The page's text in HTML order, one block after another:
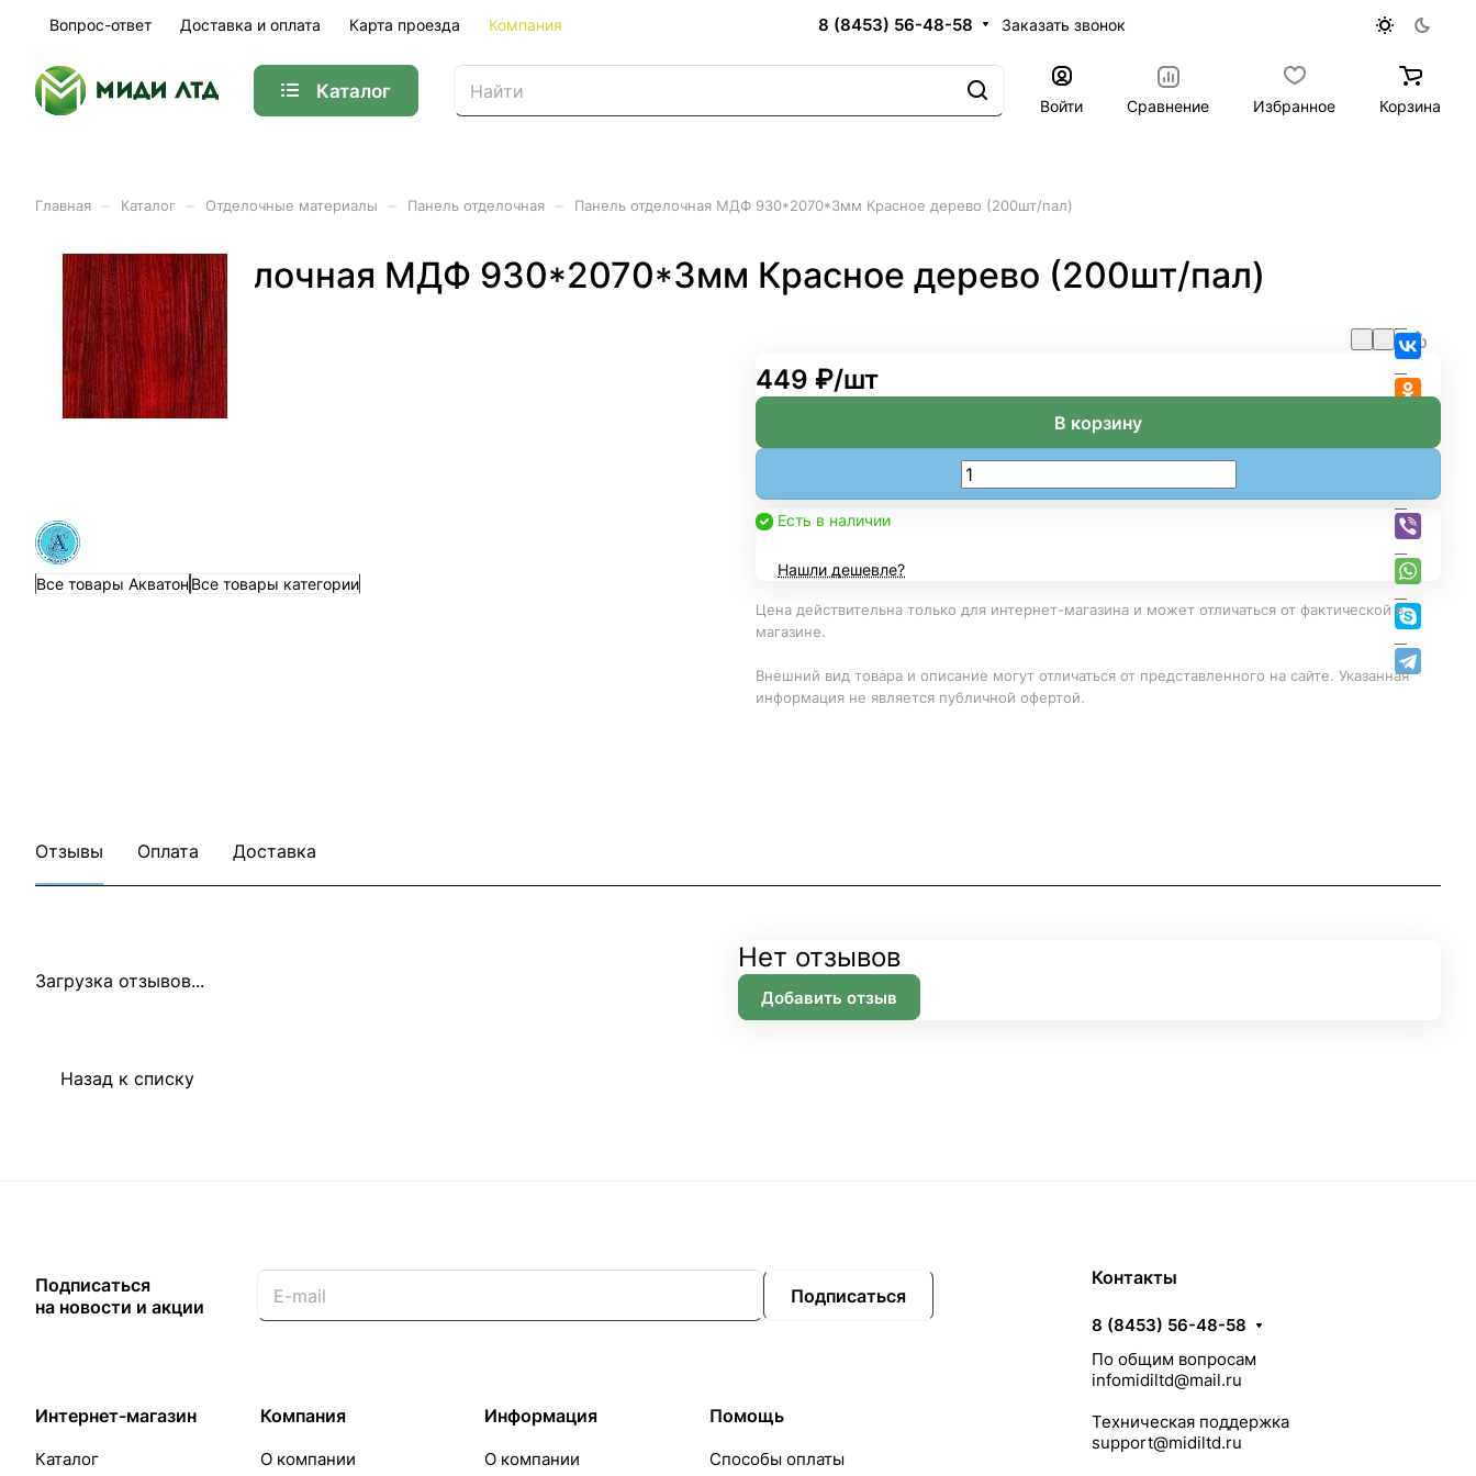
Вопрос-ответ Доставка и оплата Карта проезда Компания 8 (8453) 56-48-58 Заказать звонок
Каталог
Войти Сравнение Избранное Корзина
Главная Каталог Отделочные материалы Панель отделочная Панель отделочная МДФ 930*2070*3мм Красное дерево (200шт/пал)
Панель отделочная МДФ 930*2070*3мм Красное дерево (200шт/пал)
Арт. 01-33097
Все товары Акватон Все товары категории
449 ₽/шт
В корзину
Есть в наличии
Нашли дешевле?
Цена действительна только для интернет-магазина и может отличаться от фактической в
магазине.
Внешний вид товара и описание могут отличаться от представленного на сайте. Указанная
информация не является публичной офертой.
Отзывы Оплата Доставка
Загрузка отзывов...
Нет отзывов
Добавить отзыв
Назад к списку
Подписаться
на новости и акции
Подписаться
Интернет-магазин
Каталог
Компания
О компании
Информация
О компании
Помощь
Способы оплаты
Контакты
8 (8453) 56-48-58
По общим вопросам
infomidiltd@mail.ru
Техническая поддержка
support@midiltd.ru